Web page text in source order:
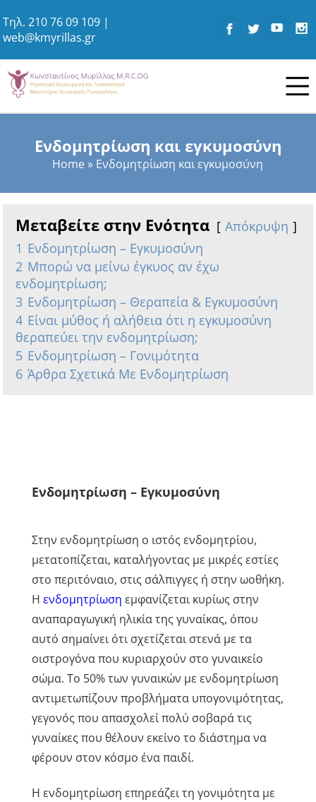
Τηλ.210 76 09 109 |
web@kmyrillas.gr
Ενδομητρίωση και εγκυμοσύνη
Home » Ενδομητρίωση και εγκυμοσύνη
Μεταβείτε στην Ενότητα
Απόκρυψη
1 Ενδομητρίωση – Εγκυμοσύνη
2 Μπορώ να μείνω έγκυος αν έχω
ενδομητρίωση;
3 Ενδομητρίωση – Θεραπεία & Εγκυμοσύνη
4 Είναι μύθος ή αλήθεια ότι η εγκυμοσύνη
θεραπεύει την ενδομητρίωση;
5 Ενδομητρίωση – Γονιμότητα
6 Άρθρα Σχετικά Με Ενδομητρίωση
Ενδομητρίωση – Εγκυμοσύνη
Στην ενδομητρίωση ο ιστός ενδομητρίου,
μετατοπίζεται, καταλήγοντας με μικρές εστίες
στο περιτόναιο, στις σάλπιγγες ή στην ωοθήκη.
Η ενδομητρίωση εμφανίζεται κυρίως στην
αναπαραγωγική ηλικία της γυναίκας, όπου
αυτό σημαίνει ότι σχετίζεται στενά με τα
οιστρογόνα που κυριαρχούν στο γυναικείο
σώμα. Το 50% των γυναικών με ενδομητρίωση
αντιμετωπίζουν προβλήματα υπογονιμότητας,
γεγονός που απασχολεί πολύ σοβαρά τις
γυναίκες που θέλουν εκείνο το διάστημα να
φέρουν στον κόσμο ένα παιδί.
Η ενδομητρίωση επηρεάζει τη γονιμότητα με